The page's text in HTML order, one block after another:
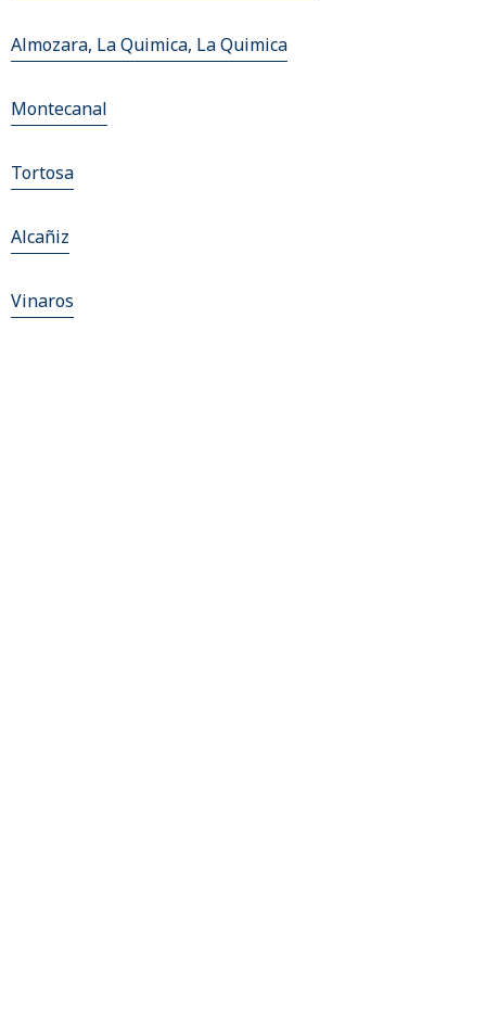
Almozara, La Quimica, La Quimica
Montecanal
Tortosa
Alcañiz
Vinaros